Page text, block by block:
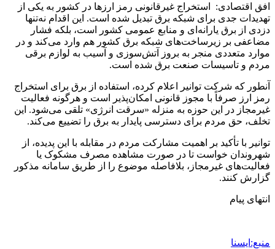
افق اقتصادی: استخراج غیرقانونی رمز ارزها در کشور به یکی از
تهدیدات جدی برای شبکه برق تبدیل شده است. این اقدام نه‌تنها
دزدی از برق یارانه‌ای و منابع عمومی کشور است، بلکه فشار
مضاعفی بر زیرساخت‌های شبکه برق کشور هم وارد می‌کند و در
موارد متعددی منجر به بروز آتش‌سوزی و آسیب به لوازم برقی
مردم و تاسیسات صنعت برق شده است.
آنطور که شرکت توانیر اعلام کرده، استفاده از برق برای استخراج
رمز ارز صرفاً با مجوز قانونی امکان‌پذیر است و هرگونه فعالیت
غیرمجاز در این حوزه به منزله «سرقت انرژی» تلقی می‌شود. این
تخلف، حق مردم برای دسترسی پایدار به برق را تضییع می‌کند.
توانیر با تأکید بر اهمیت مشارکت مردم در مقابله با این پدیده، از
شهروندان خواست تا در صورت مشاهده مصرف مشکوک یا
فعالیت‌های غیرمجاز، بلافاصله موضوع را از طریق سامانه مذکور
گزارش کنند.
انتهای پیام
منبع:ایسنا